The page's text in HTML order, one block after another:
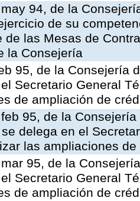
94, de la
de su
de las Mesas de
la Consejería
95, de la Consejería
Secretario General
de ampliación de
95, de la
delega en el
las ampliaciones
95, de la
Secretario General
de ampliación de